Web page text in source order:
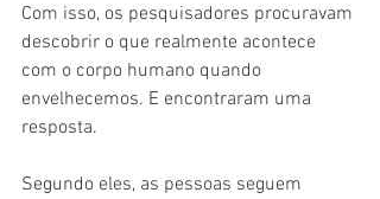
Com isso, os pesquisadores procuravam
descobrir o que realmente acontece
com o corpo humano quando
envelhecemos. E encontraram uma
resposta.
Segundo eles, as pessoas seguem